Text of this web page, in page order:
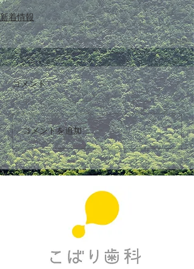
新着情報
コメント
コメントを追加…